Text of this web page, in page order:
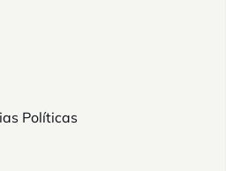
Políticas